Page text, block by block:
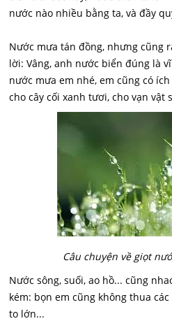
nước nào nhiều bằng ta, và đầy
Nước mưa tán đồng, nhưng cũng
lời: Vâng, anh nước biển đúng là
nước mưa em nhé, em cũng có
cho cây cối xanh tươi, cho vạn vật
Câu chuyện về giọt
Nước sông, suối, ao hồ... cũng
kém: bọn em cũng không thua
to lớn...